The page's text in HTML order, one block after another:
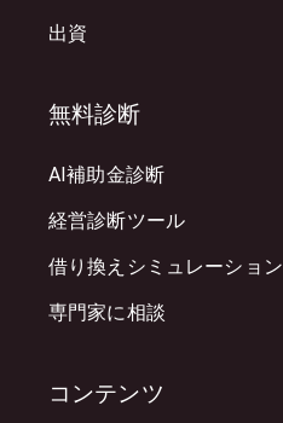
出資
無料診断
AI補助金診断
経営診断ツール
借り換えシミュレーション
専門家に相談
コンテンツ